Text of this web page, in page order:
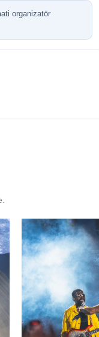
organizatör